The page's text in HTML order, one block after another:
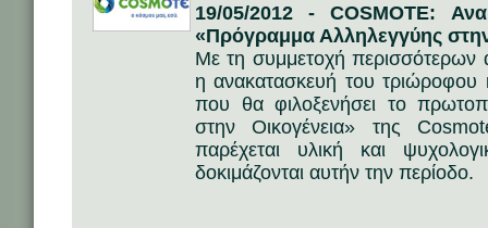
19/05/2012 - COSMOTE:
«Πρόγραμμα Αλληλεγγύης
Με τη συμμετοχή
η ανακατασκευή του τριώροφου
που θα φιλοξενήσει το
στην Οικογένεια» της
παρέχεται υλική και
δοκιμάζονται αυτήν την περίοδο.